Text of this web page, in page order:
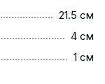
21.5 см
4 см
1 см